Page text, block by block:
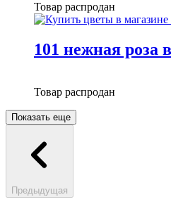
Товар распродан
101 нежная роза
Товар распродан
Показать еще
Предыдущая